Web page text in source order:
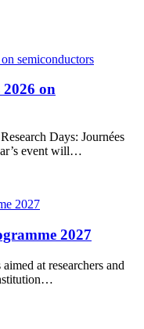
2026 on
Days: Journées
event will…
2027
at researchers and